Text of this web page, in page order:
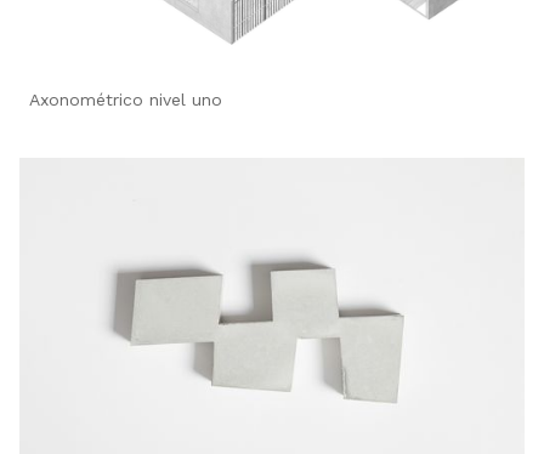
Axonométrico nivel uno